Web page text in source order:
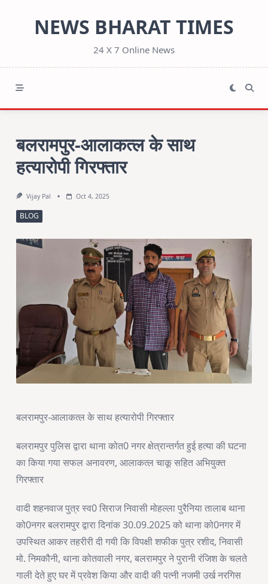
NEWS BHARAT TIMES
24 X 7 Online News
बलरामपुर-आलाकत्ल के साथ
हत्यारोपी गिरफ्तार
Vijay Pal Oct 4, 2025
BLOG
बलरामपुर-आलाकत्ल के साथ हत्यारोपी गिरफ्तार
बलरामपुर पुलिस द्वारा थाना कोत0 नगर क्षेत्रान्तर्गत हुई हत्या की घटना
का किया गया सफल अनावरण, आलाकत्ल चाकू सहित अभियुक्त
गिरफ्तार
वादी शहनवाज पुत्र स्व0 सिराज निवासी मोहल्ला पुरैनिया तालाब थाना
को0नगर बलरामपुर द्वारा दिनांक 30.09.2025 को थाना को0नगर में
उपस्थित आकर तहरीरी दी गयी कि विपक्षी शफीक पुत्र रशीद, निवासी
मो. निमकौनी, थाना कोतवाली नगर, बलरामपुर ने पुरानी रंजिश के चलते
गाली देते हुए घर में प्रवेश किया और वादी की पत्नी नजमी उर्ख नरगिस